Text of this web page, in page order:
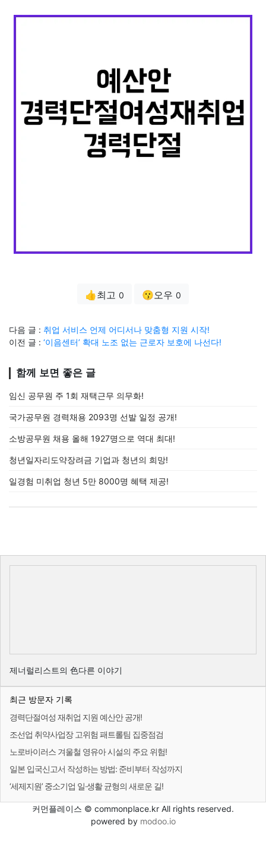
👍최고 0 😗오우 0
다음 글 : 취업 서비스 언제 어디서나 맞춤형 지원 시작!
이전 글 : ‘이음센터’ 확대 노조 없는 근로자 보호에 나선다!
함께 보면 좋은 글
임신 공무원 주 1회 재택근무 의무화!
국가공무원 경력채용 2093명 선발 일정 공개!
소방공무원 채용 올해 1927명으로 역대 최대!
청년일자리도약장려금 기업과 청년의 희망!
일경험 미취업 청년 5만 8000명 혜택 제공!
제너럴리스트의 色다른 이야기
최근 방문자 기록
경력단절여성 재취업 지원 예산안 공개!
조선업 취약사업장 고위험 패트롤팀 집중점검
노로바이러스 겨울철 영유아 시설의 주요 위험!
일본 입국신고서 작성하는 방법: 준비부터 작성까지
‘세제지원’ 중소기업 일·생활 균형의 새로운 길!
커먼플레이스 © commonplace.kr All rights reserved.
powered by modoo.io